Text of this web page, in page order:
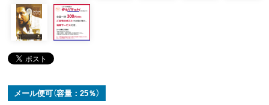
メール便可（容量：25％）